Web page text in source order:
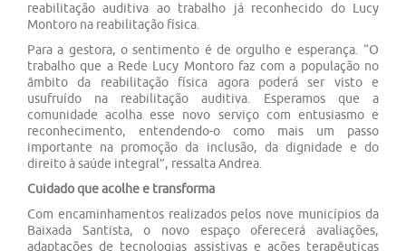
reabilitação auditiva ao trabalho já reconhecido do Lucy
Montoro na reabilitação física.
Para a gestora, o sentimento é de orgulho e esperança. “O
trabalho que a Rede Lucy Montoro faz com a população no
âmbito da reabilitação física agora poderá ser visto e
usufruído na reabilitação auditiva. Esperamos que a
comunidade acolha esse novo serviço com entusiasmo e
reconhecimento, entendendo-o como mais um passo
importante na promoção da inclusão, da dignidade e do
direito à saúde integral”, ressalta Andrea.
Cuidado que acolhe e transforma
Com encaminhamentos realizados pelos nove municípios da
Baixada Santista, o novo espaço oferecerá avaliações,
adaptações de tecnologias assistivas e ações terapêuticas